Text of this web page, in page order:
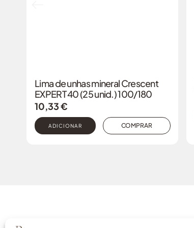
Lima de unhas mineral Crescent
EXPERT 40 (25 unid.) 100/180
10,33€
ADICIONAR COMPRAR